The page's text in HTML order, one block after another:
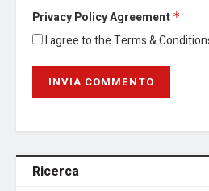
Privacy Policy Agreement *
I agree to the Terms &
Ricerca